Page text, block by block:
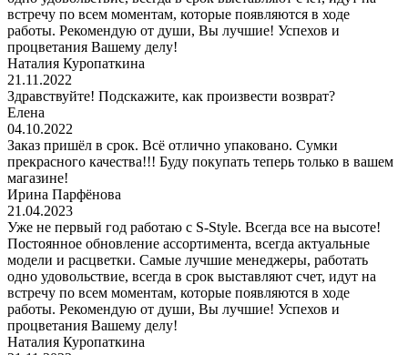
встречу по всем моментам, которые появляются в ходе
работы. Рекомендую от души, Вы лучшие! Успехов и
процветания Вашему делу!
Наталия Куропаткина
21.11.2022
Здравствуйте! Подскажите, как произвести возврат?
Елена
04.10.2022
Заказ пришёл в срок. Всё отлично упаковано. Сумки
прекрасного качества!!! Буду покупать теперь только в вашем
магазине!
Ирина Парфёнова
21.04.2023
Уже не первый год работаю с S-Style. Всегда все на высоте!
Постоянное обновление ассортимента, всегда актуальные
модели и расцветки. Самые лучшие менеджеры, работать
одно удовольствие, всегда в срок выставляют счет, идут на
встречу по всем моментам, которые появляются в ходе
работы. Рекомендую от души, Вы лучшие! Успехов и
процветания Вашему делу!
Наталия Куропаткина